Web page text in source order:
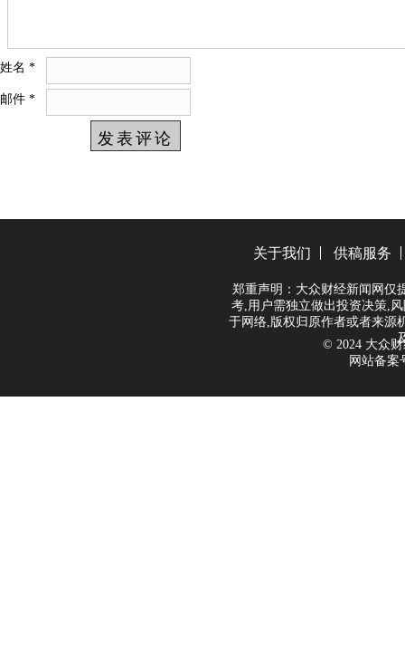
姓名 *
邮件 *
关于我们 供稿服务
郑重声明：大众财经新闻网仅
考,用户需独立做出投资决策,
于网络,版权归原作者或者来源
© 2024 大众财
网站备案